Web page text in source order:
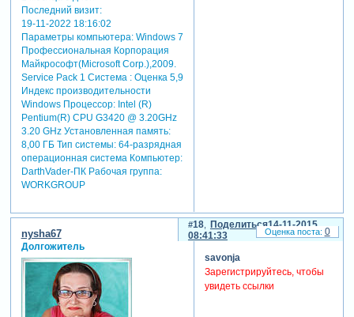
Последний визит:
19-11-2022 18:16:02
Параметры компьютера:Windows 7
Профессиональная Корпорация
Майкрософт(Microsoft Corp.),2009.
Service Pack 1 Система : Оценка 5,9
Индекс производительности
Windows Процессор: Intel (R)
Pentium(R) CPU G3420 @ 3.20GHz
3.20 GHz Установленная память:
8,00 ГБ Тип системы: 64-разрядная
операционная система Компьютер:
DarthVader-ПК Рабочая группа:
WORKGROUP
Поделиться
18
14-11-2015
08:41:33
nysha67
Долгожитель
savonja
Зарегистрируйтесь, чтобы
увидеть ссылки
0